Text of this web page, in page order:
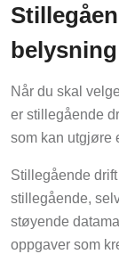
belysning
Når du skal
er stillegående
som kan utgjøre
Stillegående
stillegående,
støyende
oppgaver som